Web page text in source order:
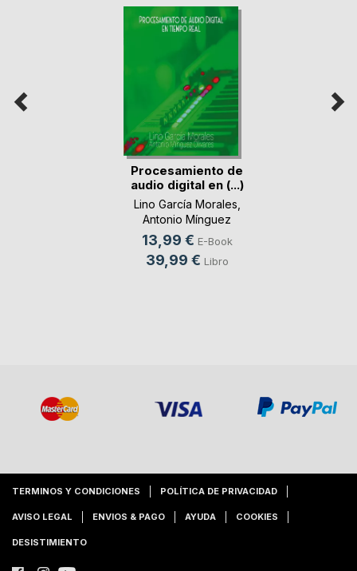
Procesamiento de
audio digital en (...)
Lino García Morales
Antonio Mínguez
Olivares
13,99 € E-Book
39,99 € Libro
TERMINOS Y CONDICIONES POLÍTICA DE PRIVACIDAD
AVISO LEGAL ENVIOS & PAGO AYUDA COOKIES
DESISTIMIENTO